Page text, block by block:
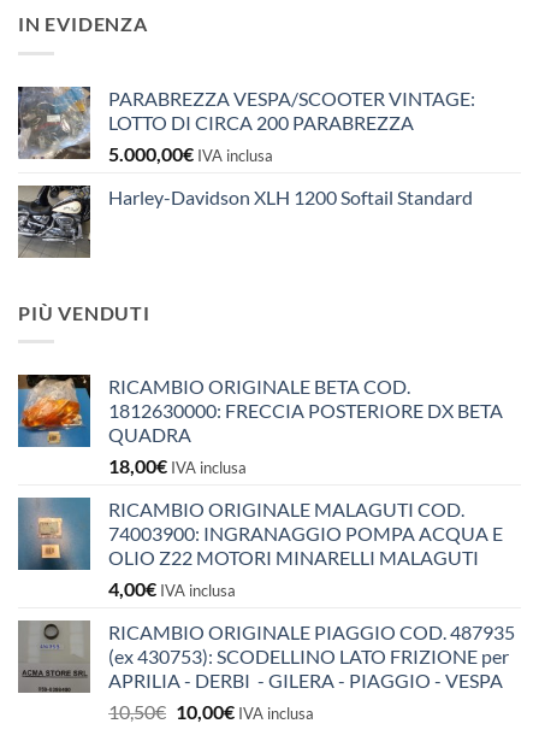
IN EVIDENZA
PARABREZZA VESPA/SCOOTER VINTAGE:
LOTTO DI CIRCA 200 PARABREZZA
5.000,00€ IVA inclusa
Harley-Davidson XLH 1200 Softail Standard
PIÙ VENDUTI
RICAMBIO ORIGINALE BETA COD.
1812630000: FRECCIA POSTERIORE DX BETA
QUADRA
18,00€ IVA inclusa
RICAMBIO ORIGINALE MALAGUTI COD.
74003900: INGRANAGGIO POMPA ACQUA E
OLIO Z22 MOTORI MINARELLI MALAGUTI
4,00€ IVA inclusa
RICAMBIO ORIGINALE PIAGGIO COD. 487935
(ex 430753): SCODELLINO LATO FRIZIONE per
APRILIA - DERBI - GILERA - PIAGGIO - VESPA
10,50€ Il
10,00€IlIVA inclusa